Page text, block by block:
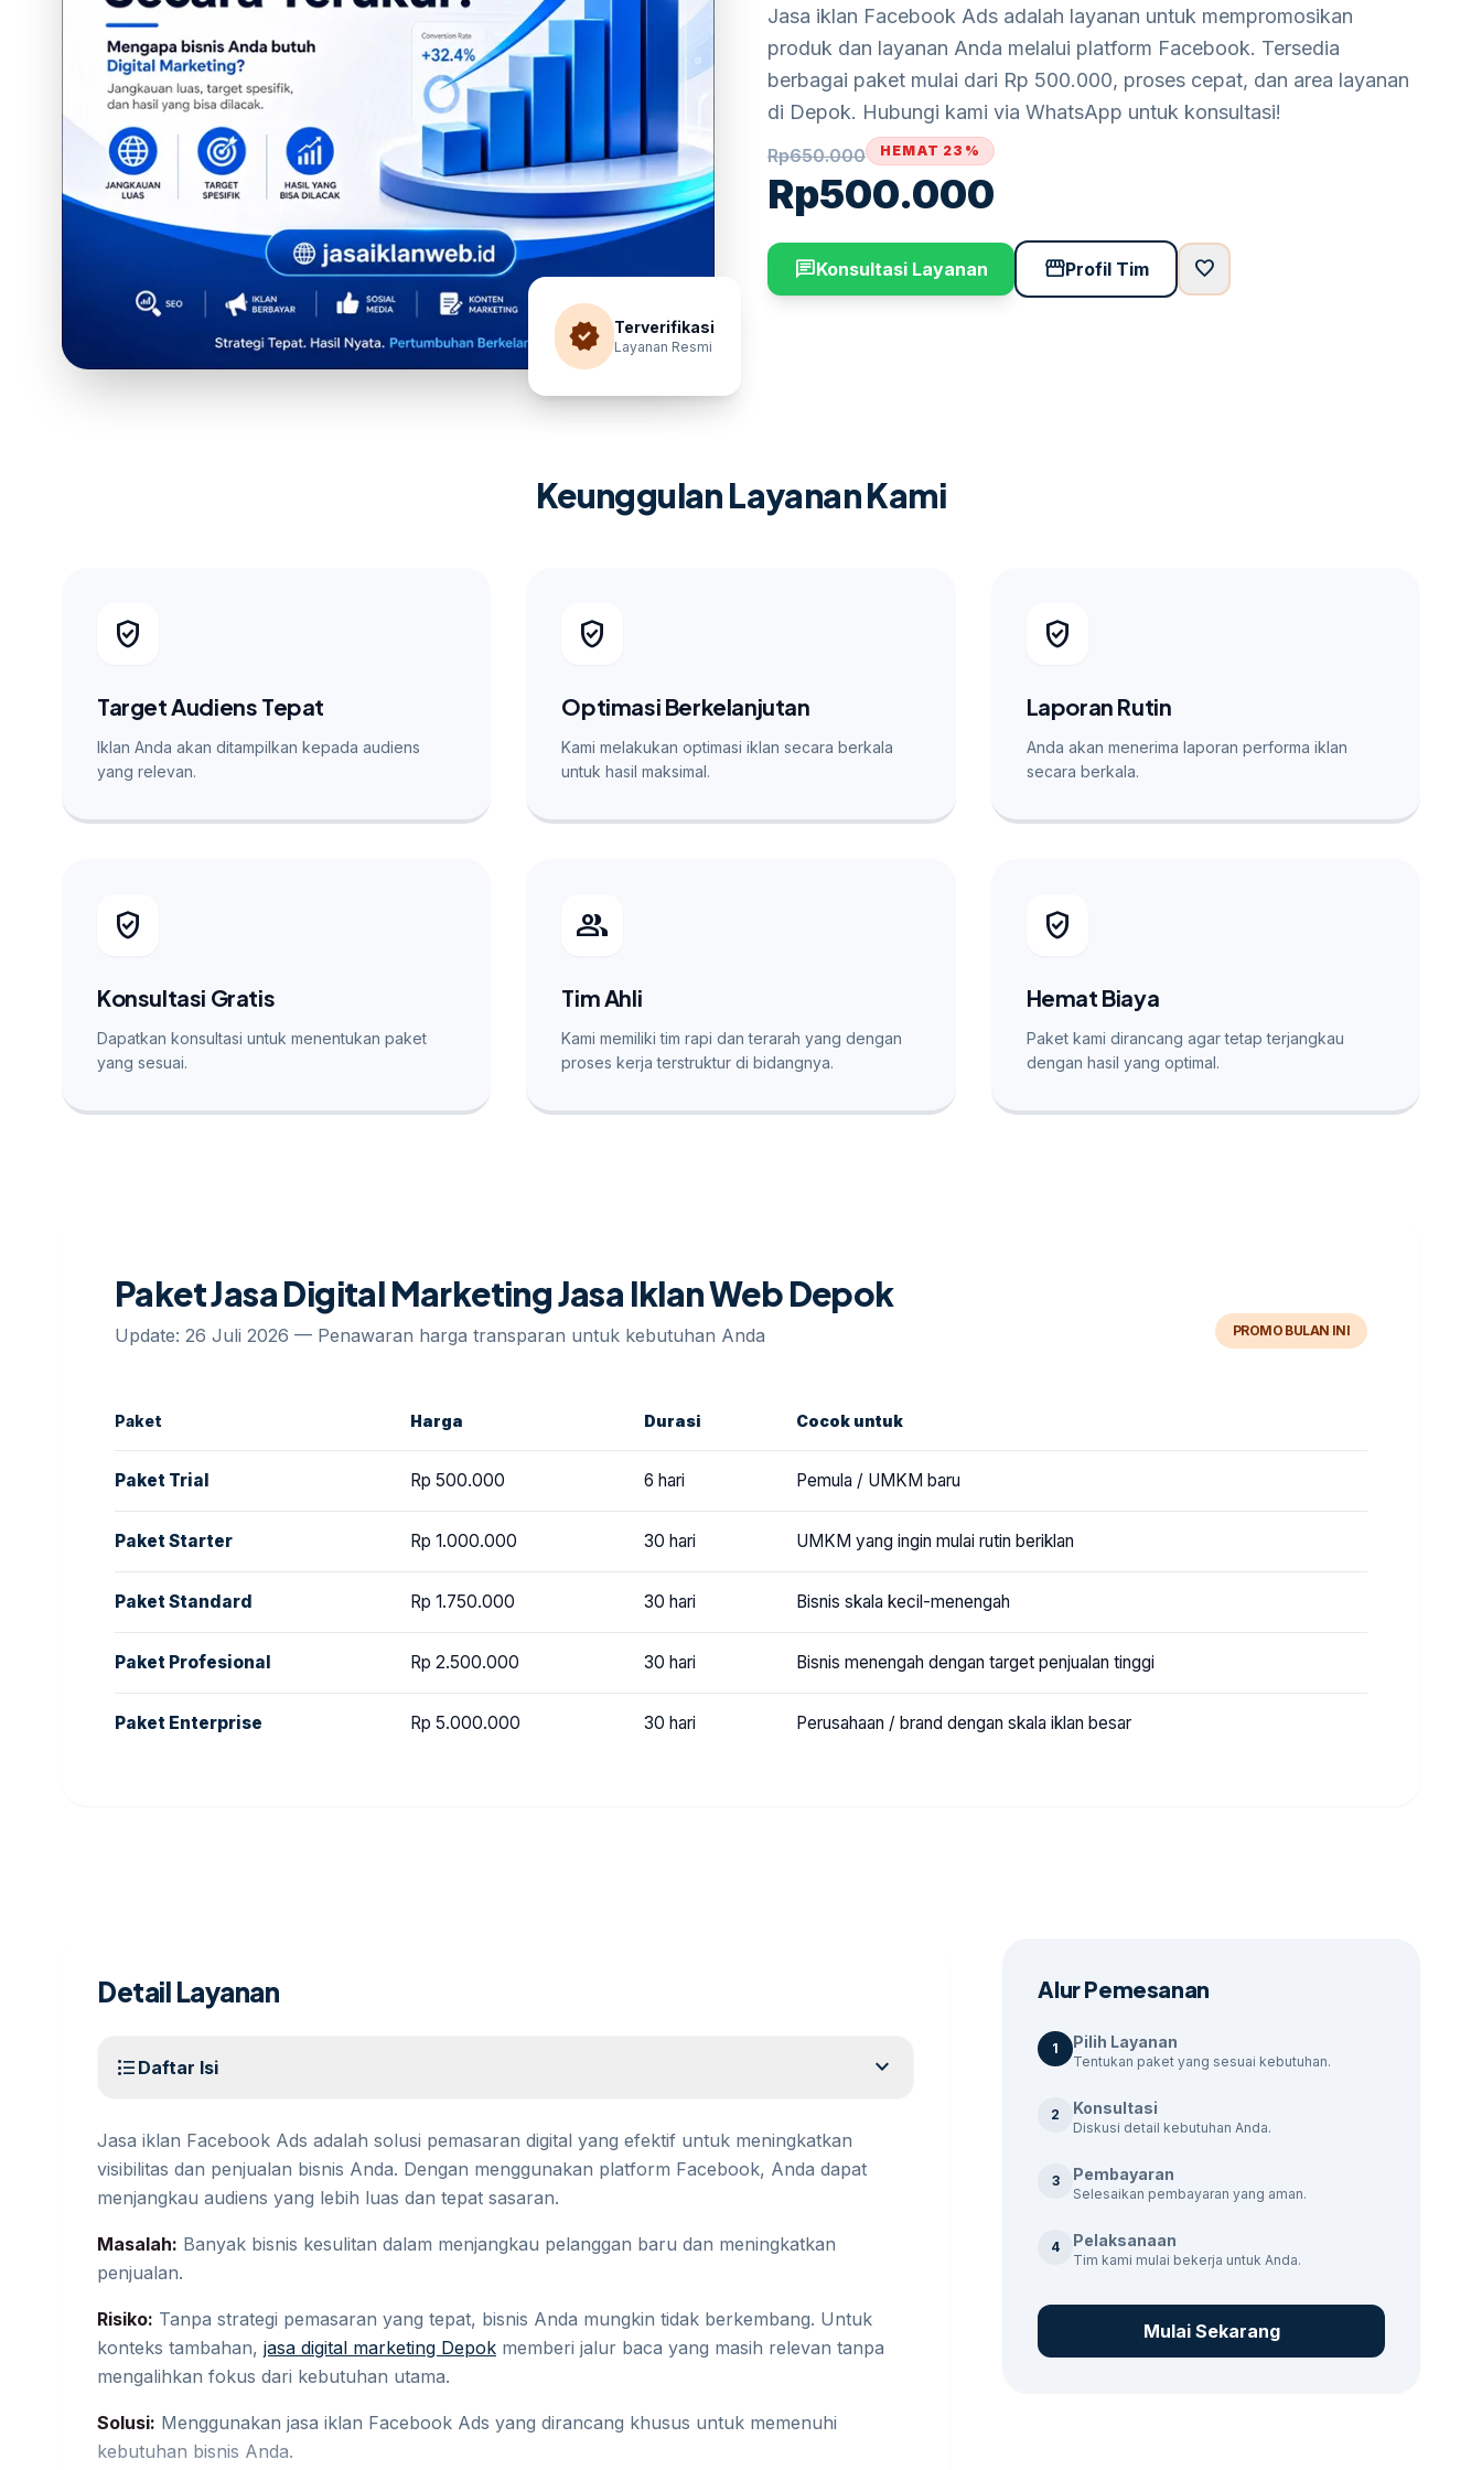
verified Terverifikasi
Layanan Resmi
Jasa iklan Facebook Ads adalah layanan untuk mempromosikan
produk dan layanan Anda melalui platform Facebook. Tersedia
berbagai paket mulai dari Rp 500.000, proses cepat, dan area layanan
di Depok. Hubungi kami via WhatsApp untuk konsultasi!
Rp650.000
Rp500.000
HEMAT 23%
chatKonsultasi Layanan storefrontProfil Tim favorite
Keunggulan Layanan Kami
verified_user
Target Audiens Tepat
Iklan Anda akan ditampilkan kepada audiens
yang relevan.
verified_user
Optimasi Berkelanjutan
Kami melakukan optimasi iklan secara berkala
untuk hasil maksimal.
verified_user
Laporan Rutin
Anda akan menerima laporan performa iklan
secara berkala.
verified_user
Konsultasi Gratis
Dapatkan konsultasi untuk menentukan paket
yang sesuai.
group
Tim Ahli
Kami memiliki tim rapi dan terarah yang dengan
proses kerja terstruktur di bidangnya.
verified_user
Hemat Biaya
Paket kami dirancang agar tetap terjangkau
dengan hasil yang optimal.
Paket Jasa Digital Marketing Jasa Iklan Web Depok
Update: 26 Juli 2026 — Penawaran harga transparan untuk kebutuhan Anda PROMO BULAN INI
Paket Harga Durasi Cocok untuk
Paket Trial Rp 500.000 6 hari Pemula / UMKM baru
Paket Starter Rp 1.000.000 30 hari UMKM yang ingin mulai rutin beriklan
Paket Standard Rp 1.750.000 30 hari Bisnis skala kecil-menengah
Paket Profesional Rp 2.500.000 30 hari Bisnis menengah dengan target penjualan tinggi
Paket Enterprise Rp 5.000.000 30 hari Perusahaan / brand dengan skala iklan besar
Detail Layanan
format_list_bulleted Daftar Isi expand_more
Jasa iklan Facebook Ads adalah solusi pemasaran digital yang efektif untuk meningkatkan
visibilitas dan penjualan bisnis Anda. Dengan menggunakan platform Facebook, Anda dapat
menjangkau audiens yang lebih luas dan tepat sasaran.
Masalah: Banyak bisnis kesulitan dalam menjangkau pelanggan baru dan meningkatkan
penjualan.
Risiko: Tanpa strategi pemasaran yang tepat, bisnis Anda mungkin tidak berkembang. Untuk
konteks tambahan, jasa digital marketing Depok memberi jalur baca yang masih relevan tanpa
mengalihkan fokus dari kebutuhan utama.
Solusi: Menggunakan jasa iklan Facebook Ads yang dirancang khusus untuk memenuhi
kebutuhan bisnis Anda.
Alur Pemesanan
1 Pilih Layanan
Tentukan paket yang sesuai kebutuhan.
2 Konsultasi
Diskusi detail kebutuhan Anda.
3 Pembayaran
Selesaikan pembayaran yang aman.
4 Pelaksanaan
Tim kami mulai bekerja untuk Anda.
Mulai Sekarang